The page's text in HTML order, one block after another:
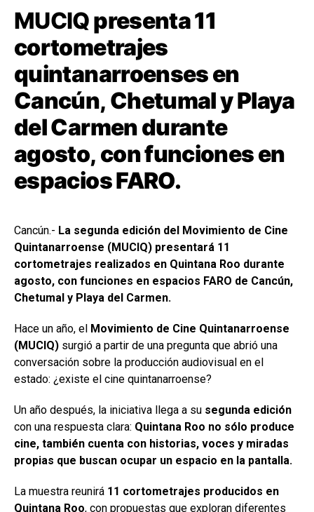
MUCIQpresenta 11
cortometrajes
quintanarroenses en
Cancún, Chetumal y Playa
del Carmen durante
agosto, con funciones en
espacios FARO.
Cancún.- La segunda edición del Movimiento de Cine
Quintanarroense (MUCIQ) presentará 11
cortometrajes realizados en Quintana Roo durante
agosto, con funciones en espacios FARO de Cancún,
Chetumal y Playa del Carmen.
Hace un año, el Movimiento de Cine Quintanarroense
(MUCIQ) surgió a partir de una pregunta que abrió una
conversación sobre la producción audiovisual en el
estado: ¿existe el cine quintanarroense?
Un año después, la iniciativa llega a su segunda edición
con una respuesta clara: Quintana Roo no sólo produce
cine, también cuenta con historias, voces y miradas
propias que buscan ocupar un espacio en la pantalla.
La muestra reunirá 11 cortometrajes producidos en
Quintana Roo, con propuestas que exploran diferentes